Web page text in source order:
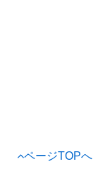
ページTOPへ